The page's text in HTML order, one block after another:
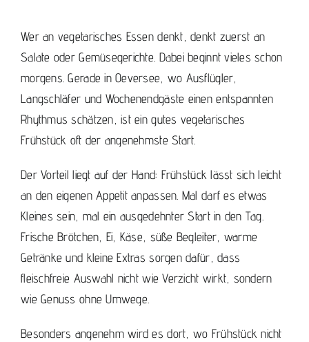
Wer an vegetarisches Essen denkt, denkt zuerst an
Salate oder Gemüsegerichte. Dabei beginnt vieles schon
morgens. Gerade in Oeversee, wo Ausflügler,
Langschläfer und Wochenendgäste einen entspannten
Rhythmus schätzen, ist ein gutes vegetarisches
Frühstück oft der angenehmste Start.
Der Vorteil liegt auf der Hand: Frühstück lässt sich leicht
an den eigenen Appetit anpassen. Mal darf es etwas
Kleines sein, mal ein ausgedehnter Start in den Tag.
Frische Brötchen, Ei, Käse, süße Begleiter, warme
Getränke und kleine Extras sorgen dafür, dass
fleischfreie Auswahl nicht wie Verzicht wirkt, sondern
wie Genuss ohne Umwege.
Besonders angenehm wird es dort, wo Frühstück nicht